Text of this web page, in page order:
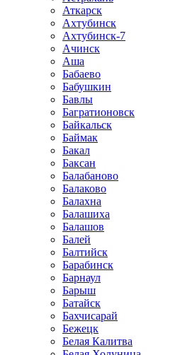
Аткарск
Ахтубинск
Ахтубинск-7
Ачинск
Аша
Бабаево
Бабушкин
Бавлы
Багратионовск
Байкальск
Баймак
Бакал
Баксан
Балабаново
Балаково
Балахна
Балашиха
Балашов
Балей
Балтийск
Барабинск
Барнаул
Барыш
Батайск
Бахчисарай
Бежецк
Белая Калитва